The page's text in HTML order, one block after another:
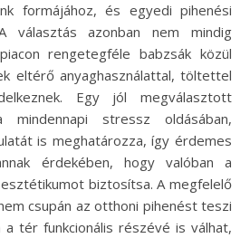
formájához, és egyedi pihenési
választás azonban nem mindig
rengetegféle babzsák közül
eltérő anyaghasználattal, töltettel
Egy jól megválasztott
stressz oldásában,
is meghatározza, így érdemes
érdekében, hogy valóban a
biztosítsa. A megfelelő
csupán az otthoni pihenést teszi
a tér funkcionális részévé is válhat,